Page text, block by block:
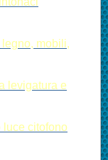
mobili,
levigatura e
luce citofono